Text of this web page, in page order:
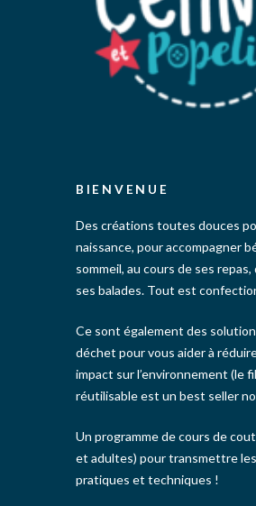
BIENVENUE
Des créations toutes douces
naissance, pour accompagner
sommeil, au cours de ses
ses balades. Tout est
Ce sont également des
déchet pour vous aider à
impact sur l’environnement (le
réutilisable est un best seller
Un programme de cours de
et adultes) pour transmettre
pratiques et techniques !